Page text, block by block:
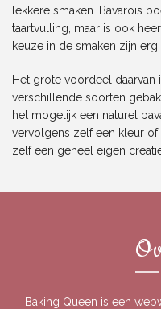
lekkere smaken. Bavarois
taartvulling, maar is ook
keuze in de smaken zijn erg
Het grote voordeel daarvan
verschillende soorten
het mogelijk een naturel
vervolgens zelf een kleur of
zelf een geheel eigen
Baking Queen is een